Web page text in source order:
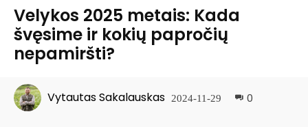
Velykos 2025 metais: Kada
švęsime ir kokių papročių
nepamiršti?
Vytautas Sakalauskas 2024-11-29 0